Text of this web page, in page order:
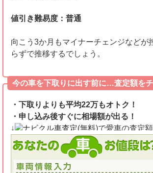
値引き難易度：普通
向こう3か月もマイナーチェンジなどが
らずで推移するでしょう。
今の車を下取りに出す前に…査定額を
・下取りよりも平均22万もオトク！
・申し込み後すぐに相場額が出る！
↓
ナビクル車査定(無料)で愛車の査定